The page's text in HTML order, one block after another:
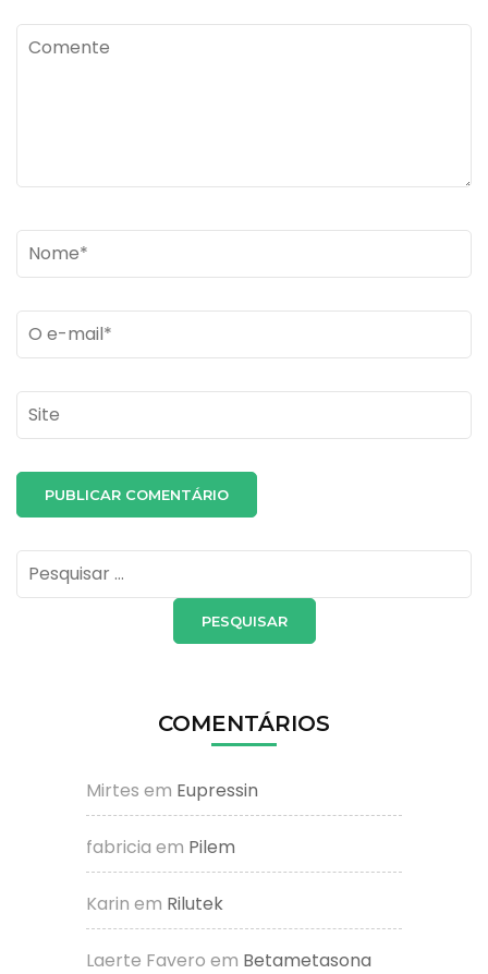
Comente
Name*
Email *
Site
Pesquisar
por:
COMENTÁRIOS
Mirtes em Eupressin
fabricia em Pilem
Karin em Rilutek
Laerte Favero em Betametasona